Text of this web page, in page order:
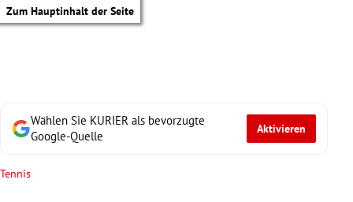
Zum Hauptinhalt der Seite
Wählen Sie KURIER als bevorzugte
Google-Quelle
Aktivieren
Tennis